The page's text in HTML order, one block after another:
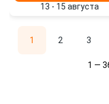
13 - 15 августа
1 2 3
1 —